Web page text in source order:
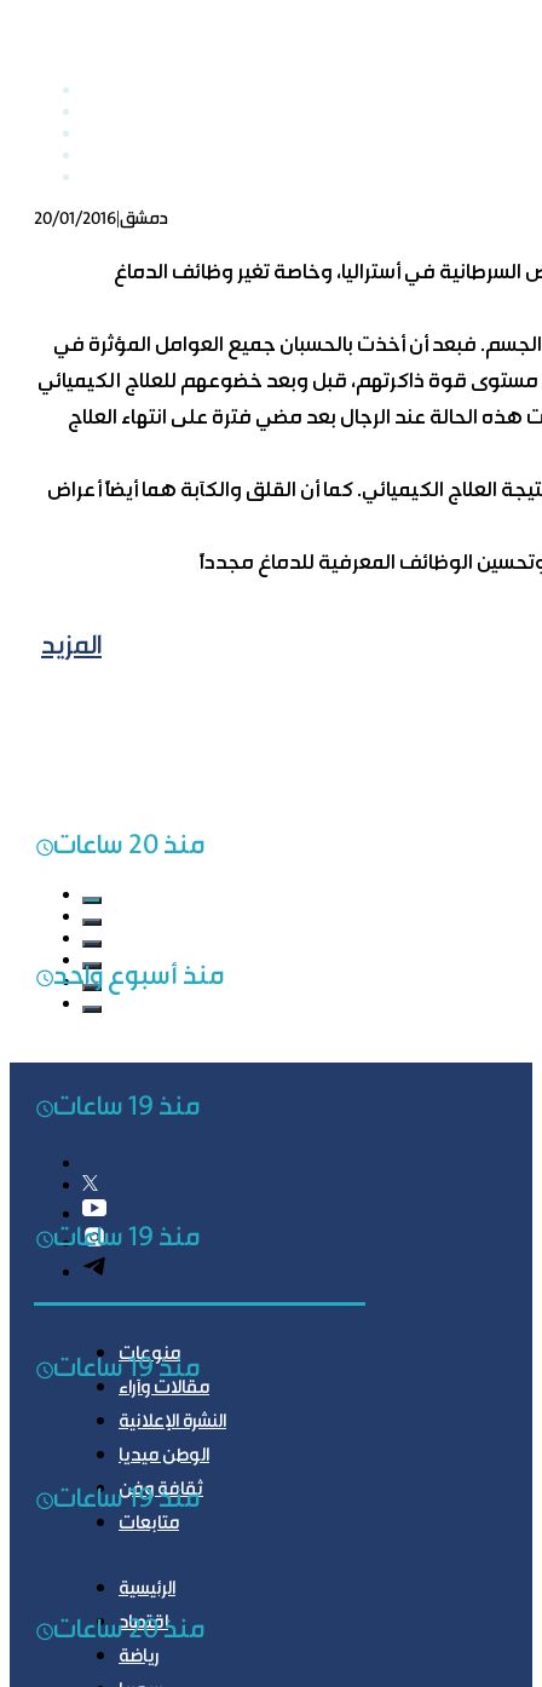
20/01/2016|دمشق
في أستراليا، وخاصة تغير وظائف الدماغ
فبعد أن أخذت بالحسبان جميع العوامل المؤثرة في
هذه الحالة عند الرجال بعد مضي فترة على انتهاء العلاج
العلاج الكيميائي. كما أن القلق والكآبة هما أيضاً أعراض
المزيد
منذ 20 ساعات
منذ أسبوع واحد
منذ 19 ساعات
منذ 19 ساعات
منذ 19 ساعات
منذ 19 ساعات
منذ 20 ساعات
منوعات
مقالات وآراء
النشرة الإعلانية
الوطن ميديا
ثقافة وفن
متابعات
الرئيسية
اقتصاد
رياضة